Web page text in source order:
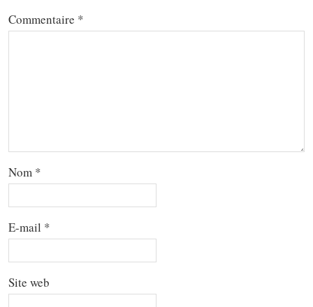
Commentaire *
Nom *
E-mail *
Site web